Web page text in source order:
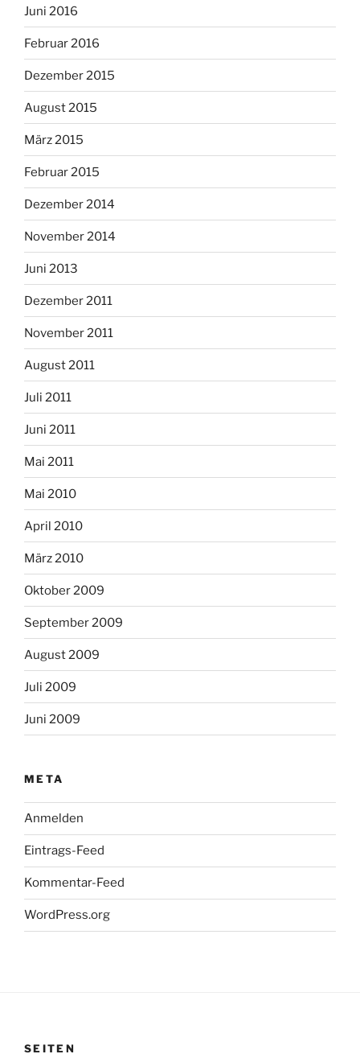
Juni 2016
Februar 2016
Dezember 2015
August 2015
März 2015
Februar 2015
Dezember 2014
November 2014
Juni 2013
Dezember 2011
November 2011
August 2011
Juli 2011
Juni 2011
Mai 2011
Mai 2010
April 2010
März 2010
Oktober 2009
September 2009
August 2009
Juli 2009
Juni 2009
META
Anmelden
Eintrags-Feed
Kommentar-Feed
WordPress.org
SEITEN